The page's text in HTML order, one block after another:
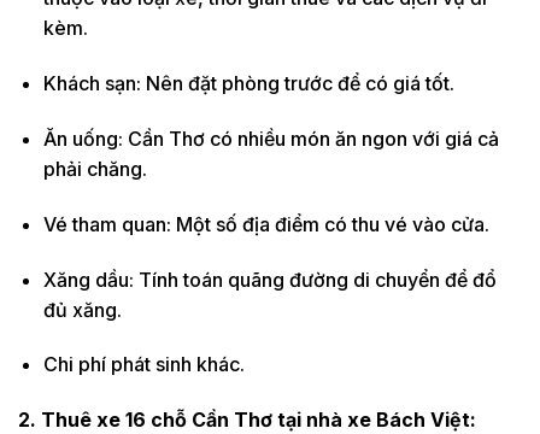
kèm.
Khách sạn: Nên đặt phòng trước để có giá tốt.
Ăn uống: Cần Thơ có nhiều món ăn ngon với giá cả
phải chăng.
Vé tham quan: Một số địa điểm có thu vé vào cửa.
Xăng dầu: Tính toán quãng đường di chuyển để đổ
đủ xăng.
Chi phí phát sinh khác.
2. Thuê xe 16 chỗ Cần Thơ tại nhà xe Bách Việt: